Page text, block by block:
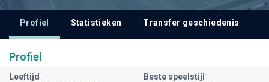
Profiel Statistieken Transfer geschiedenis
Profiel
Leeftijd
Beste speelstijl